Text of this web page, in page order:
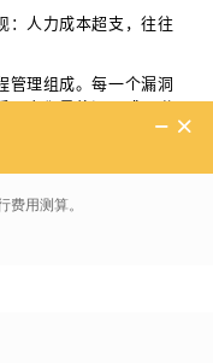
：人力成本超支，往往
管理组成。每一个漏洞
科技集团的案例为
没有人在恶意造假，
，如果有 10,000 名员